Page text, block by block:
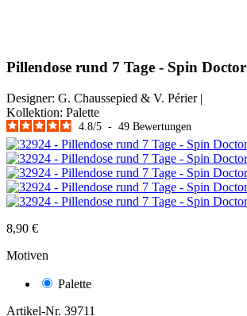
Pillendose rund 7 Tage - Spin Doctor
Designer: G. Chaussepied & V. Périer |
Kollektion: Palette
4.8/5 - 49 Bewertungen
8,90 €
Motiven
Palette
Artikel-Nr. 39711